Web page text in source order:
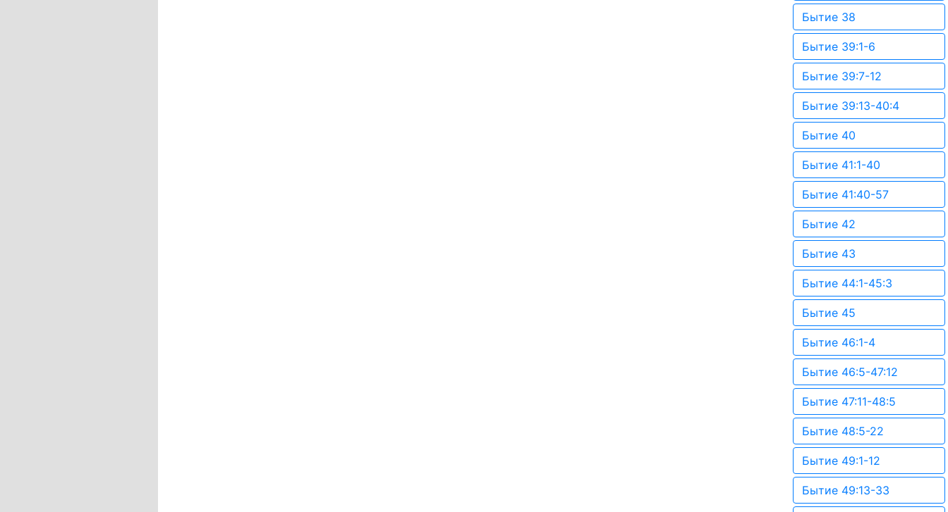
Бытие 38
Бытие 39:1-6
Бытие 39:7-12
Бытие 39:13-40:4
Бытие 40
Бытие 41:1-40
Бытие 41:40-57
Бытие 42
Бытие 43
Бытие 44:1-45:3
Бытие 45
Бытие 46:1-4
Бытие 46:5-47:12
Бытие 47:11-48:5
Бытие 48:5-22
Бытие 49:1-12
Бытие 49:13-33